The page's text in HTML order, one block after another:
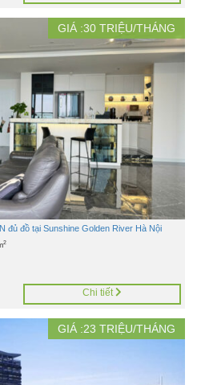
GIÁ :30 TRIỆU/THÁNG
đủ đồ tại Sunshine Golden River Hà Nội
2
Chi tiết
GIÁ :23 TRIỆU/THÁNG